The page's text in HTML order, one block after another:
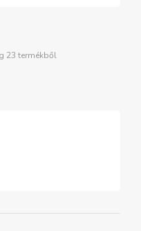
23 termékből